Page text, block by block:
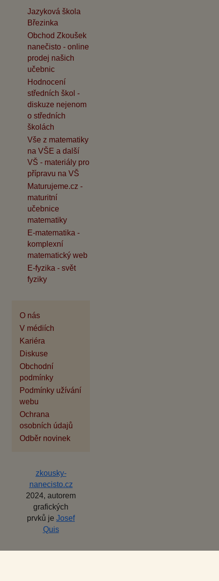
Jazyková škola
Březinka
Obchod Zkoušek
nanečisto - online
prodej našich
učebnic
Hodnocení
středních škol -
diskuze nejenom
o středních
školách
Vše z matematiky
na VŠE a další
VŠ - materiály pro
přípravu na VŠ
Maturujeme.cz -
maturitní
učebnice
matematiky
E-matematika -
komplexní
matematický web
E-fyzika - svět
fyziky
O nás
V médiích
Kariéra
Diskuse
Obchodní
podmínky
Podmínky užívání
webu
Ochrana
osobních údajů
Odběr novinek
zkousky-
nanecisto.cz
2024, autorem
grafických
prvků je Josef
Quis